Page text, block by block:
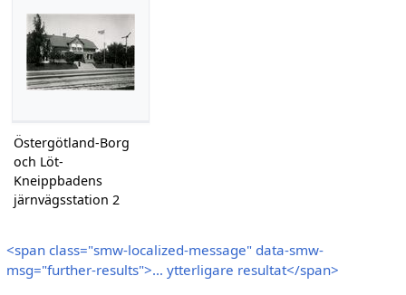
Östergötland-Borg
och Löt-
Kneippbadens
järnvägsstation 2
<span class="smw-localized-message" data-smw-
msg="further-results">… ytterligare resultat</span>